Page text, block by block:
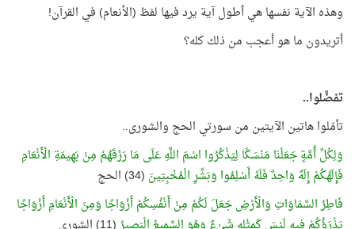
وهذه الآية نفسها هي أطول آية يرد فيها لفظ (الأنعام) في القرآن!
أتريدون ما هو أعجب من ذلك كله؟
تفضَّلوا..
تأمّلوا هاتين الآيتين من سورتي الحج والشورى..
وَلِكُلِّ أُمَّةٍ جَعَلْنَا مَنْسَكًا لِيَذْكُرُوا اسْمَ اللَّهِ عَلَى مَا رَزَقَهُمْ مِنْ بَهِيمَةِ الْأَنْعَامِ
فَإِلَهُكُمْ إِلَهٌ وَاحِدٌ فَلَهُ أَسْلِمُوا وَبَشِّرِ الْمُخْبِتِينَ (34) الحج
فَاطِرُ السَّمَاوَاتِ وَالْأَرْضِ جَعَلَ لَكُمْ مِنْ أَنْفُسِكُمْ أَزْوَاجًا وَمِنَ الْأَنْعَامِ أَزْوَاجًا